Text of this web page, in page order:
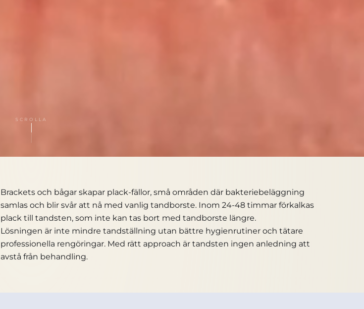
SCROLLA
Brackets och bågar skapar plack-fällor, små områden där bakteriebeläggning
samlas och blir svår att nå med vanlig tandborste. Inom 24-48 timmar förkalkas
plack till tandsten, som inte kan tas bort med tandborste längre.
Lösningen är inte mindre tandställning utan bättre hygienrutiner och tätare
professionella rengöringar. Med rätt approach är tandsten ingen anledning att
avstå från behandling.